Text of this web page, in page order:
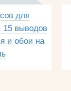
для
15 выводов
и обои на